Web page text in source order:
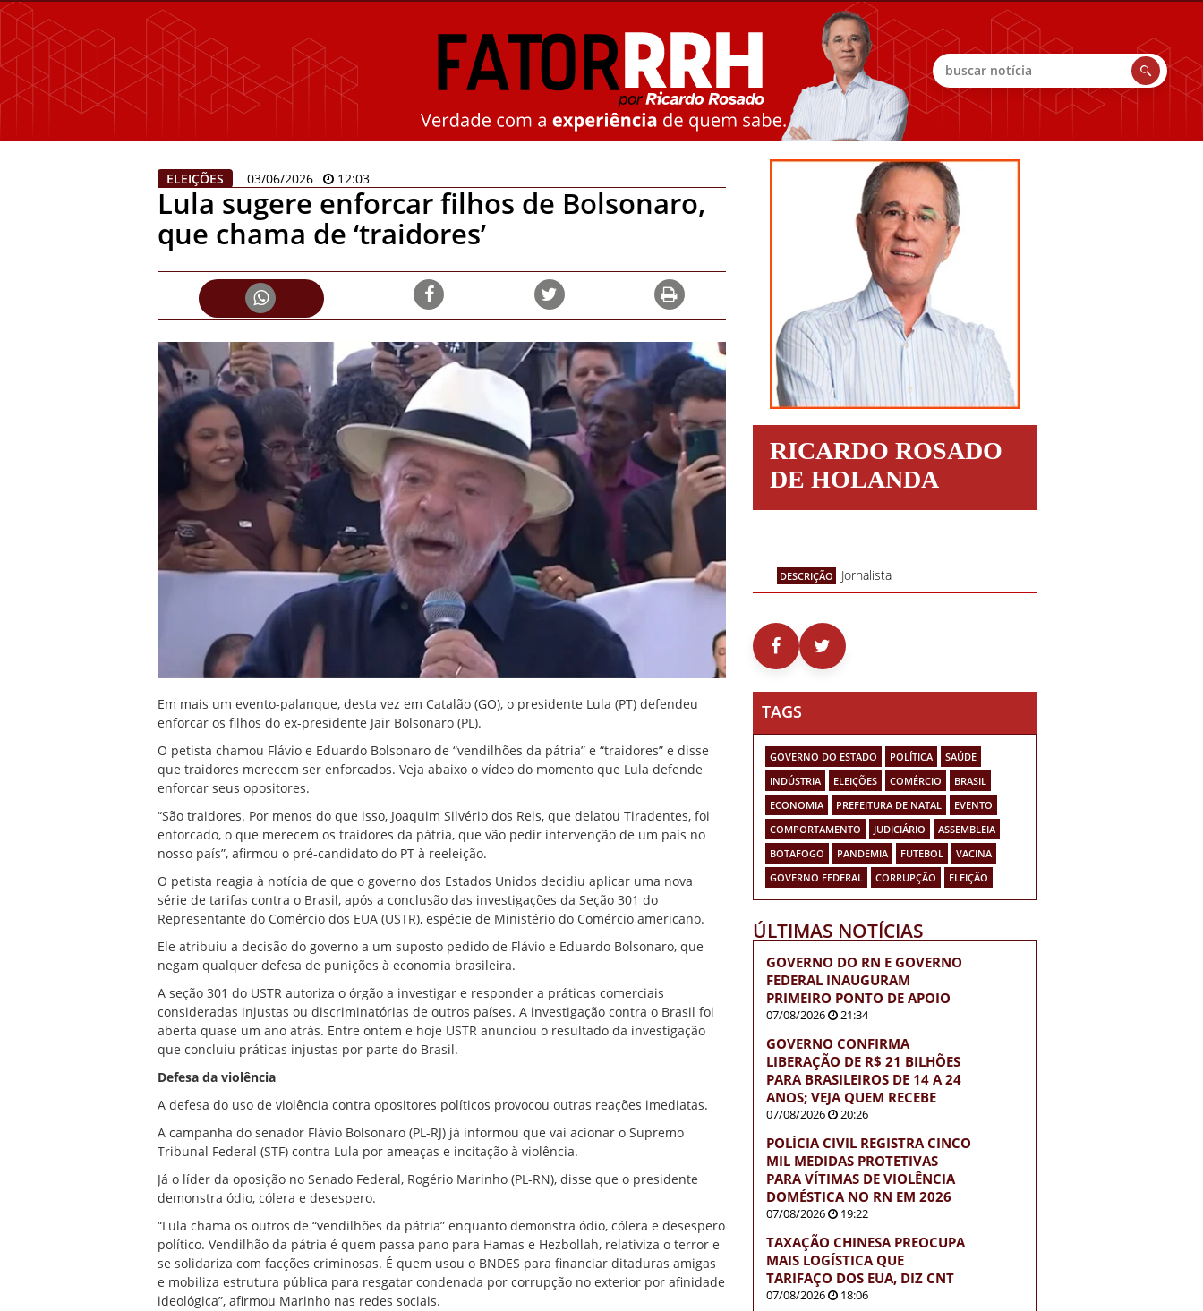
Buscar
ELEIÇÕES 03/06/2026 12:03
Lula sugere enforcar filhos de Bolsonaro,
que chama de ‘traidores’
Em mais um evento-palanque, desta vez em Catalão (GO), o presidente Lula (PT) defendeu
enforcar os filhos do ex-presidente Jair Bolsonaro (PL).
O petista chamou Flávio e Eduardo Bolsonaro de “vendilhões da pátria” e “traidores” e disse
que traidores merecem ser enforcados. Veja abaixo o vídeo do momento que Lula defende
enforcar seus opositores.
“São traidores. Por menos do que isso, Joaquim Silvério dos Reis, que delatou Tiradentes, foi
enforcado, o que merecem os traidores da pátria, que vão pedir intervenção de um país no
nosso país”, afirmou o pré-candidato do PT à reeleição.
O petista reagia à notícia de que o governo dos Estados Unidos decidiu aplicar uma nova
série de tarifas contra o Brasil, após a conclusão das investigações da Seção 301 do
Representante do Comércio dos EUA (USTR), espécie de Ministério do Comércio americano.
Ele atribuiu a decisão do governo a um suposto pedido de Flávio e Eduardo Bolsonaro, que
negam qualquer defesa de punições à economia brasileira.
A seção 301 do USTR autoriza o órgão a investigar e responder a práticas comerciais
consideradas injustas ou discriminatórias de outros países. A investigação contra o Brasil foi
aberta quase um ano atrás. Entre ontem e hoje USTR anunciou o resultado da investigação
que concluiu práticas injustas por parte do Brasil.
Defesa da violência
A defesa do uso de violência contra opositores políticos provocou outras reações imediatas.
A campanha do senador Flávio Bolsonaro (PL-RJ) já informou que vai acionar o Supremo
Tribunal Federal (STF) contra Lula por ameaças e incitação à violência.
Já o líder da oposição no Senado Federal, Rogério Marinho (PL-RN), disse que o presidente
demonstra ódio, cólera e desespero.
“Lula chama os outros de “vendilhões da pátria” enquanto demonstra ódio, cólera e desespero
político. Vendilhão da pátria é quem passa pano para Hamas e Hezbollah, relativiza o terror e
se solidariza com facções criminosas. É quem usou o BNDES para financiar ditaduras amigas
e mobiliza estrutura pública para resgatar condenada por corrupção no exterior por afinidade
ideológica”, afirmou Marinho nas redes sociais.
RICARDO ROSADO
DE HOLANDA
DESCRIÇÃO Jornalista
TAGS
GOVERNO DO ESTADO POLÍTICA
SAÚDE
INDÚSTRIA
ELEIÇÕES COMÉRCIO
BRASIL
ECONOMIA
PREFEITURA DE NATAL
EVENTO
COMPORTAMENTO
JUDICIÁRIO
ASSEMBLEIA
BOTAFOGO
PANDEMIA FUTEBOL
VACINA
GOVERNO FEDERAL
CORRUPÇÃO ELEIÇÃO
ÚLTIMAS NOTÍCIAS
GOVERNO DO RN E GOVERNO
FEDERAL INAUGURAM
PRIMEIRO PONTO DE APOIO
07/08/2026 21:34
GOVERNO CONFIRMA
LIBERAÇÃO DE R$ 21 BILHÕES
PARA BRASILEIROS DE 14 A 24
ANOS; VEJA QUEM RECEBE
07/08/2026 20:26
POLÍCIA CIVIL REGISTRA CINCO
MIL MEDIDAS PROTETIVAS
PARA VÍTIMAS DE VIOLÊNCIA
DOMÉSTICA NO RN EM 2026
07/08/2026 19:22
TAXAÇÃO CHINESA PREOCUPA
MAIS LOGÍSTICA QUE
TARIFAÇO DOS EUA, DIZ CNT
07/08/2026 18:06